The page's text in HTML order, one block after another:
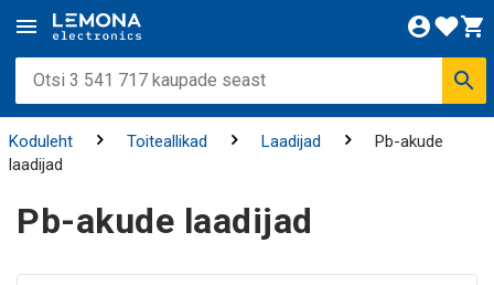
Koduleht Toiteallikad Laadijad
Pb-akude
laadijad
Pb-akude laadijad